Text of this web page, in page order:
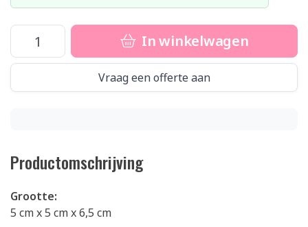
In winkelwagen
Vraag een offerte aan
Productomschrijving
Grootte:
5 cm x 5 cm x 6,5 cm